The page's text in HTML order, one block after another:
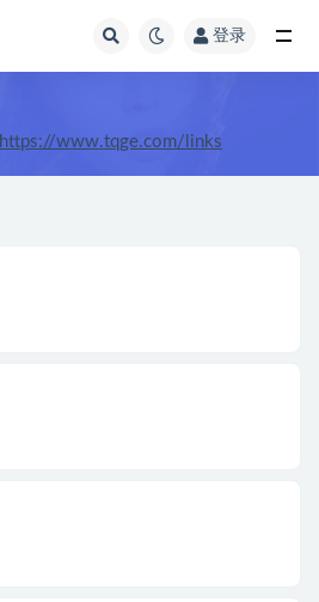
登录
https://www.tqge.com/links